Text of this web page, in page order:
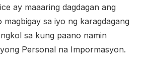
ay maaaring dagdagan ang
magbigay sa iyo ng karagdagang
sa kung paano namin
Personal na Impormasyon.